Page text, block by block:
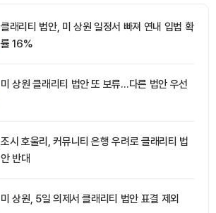
클래리티 법안, 미 상원 일정서 빠져 연내 입법 확
률 16%
미 상원 클래리티 법안 또 보류…다른 법안 우선
조시 호울리, 커뮤니티 은행 우려로 클래리티 법
안 반대
미 상원, 5일 의제서 클래리티 법안 표결 제외